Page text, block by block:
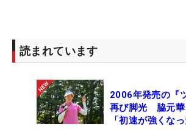
読まれています
2006年発売の『
再び脚光 脇元華
「初速が強くなっ